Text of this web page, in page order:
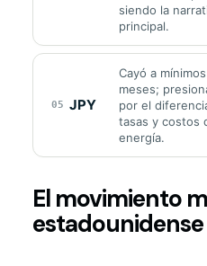
siendo la
principal.
05 JPY
Cayó a
meses;
por el
tasas y costos
energía.
El movimiento
estadounidense